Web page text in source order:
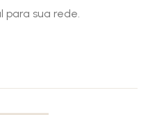
sua rede.